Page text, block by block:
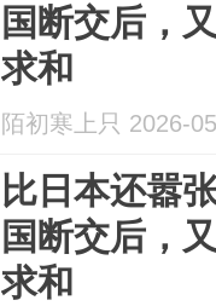
国断交后，
求和
陌初寒上只 2026-
比日本还嚣
国断交后，
求和